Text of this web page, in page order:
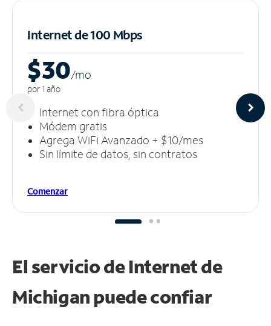
Internet de 100 Mbps
$30/mo
por 1 año
Internet con fibra óptica
Módem gratis
Agrega WiFi Avanzado + $10/mes
Sin límite de datos, sin contratos
Comenzar
El servicio de Internet de
Michigan puedeconfiar